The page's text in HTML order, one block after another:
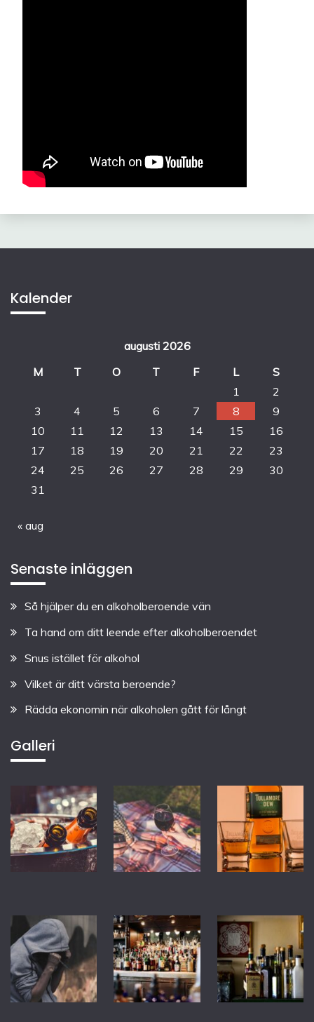
Kalender
augusti 2026
M
T O T F L
S
1
2
3
4 5 6 7 8
9
10
11 12 13 14 15
16
17
18 19 20 21 22
23
24
25 26 27 28 29
30
31
« aug
Senaste inläggen
Så hjälper du en alkoholberoende vän
Ta hand om ditt leende efter alkoholberoendet
Snus istället för alkohol
Vilket är ditt värsta beroende?
Rädda ekonomin när alkoholen gått för långt
Galleri